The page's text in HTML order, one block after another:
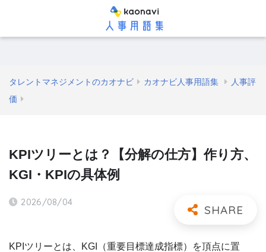
タレントマネジメントのカオナビ カオナビ人事用語集
人事評
価
KPIツリーとは？【分解の仕方】作り方、
KGI・KPIの具体例
2026/08/04
KPIツリーとは、KGI（重要目標達成指標）を頂点に置